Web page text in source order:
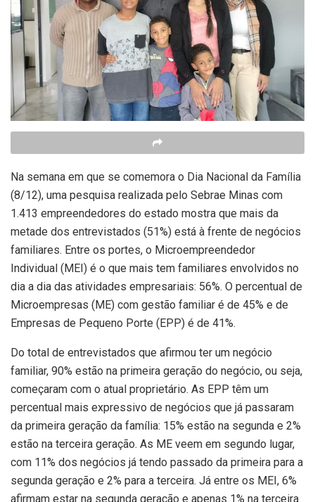
Na semana em que se comemora o Dia Nacional da Família
(8/12), uma pesquisa realizada pelo Sebrae Minas com
1.413 empreendedores do estado mostra que mais da
metade dos entrevistados (51%) está à frente de negócios
familiares. Entre os portes, o Microempreendedor
Individual (MEI) é o que mais tem familiares envolvidos no
dia a dia das atividades empresariais: 56%. O percentual de
Microempresas (ME) com gestão familiar é de 45% e de
Empresas de Pequeno Porte (EPP) é de 41%.
Do total de entrevistados que afirmou ter um negócio
familiar, 90% estão na primeira geração do negócio, ou seja,
começaram com o atual proprietário. As EPP têm um
percentual mais expressivo de negócios que já passaram
da primeira geração da família: 15% estão na segunda e 2%
estão na terceira geração. As ME veem em segundo lugar,
com 11% dos negócios já tendo passado da primeira para a
segunda geração e 2% para a terceira. Já entre os MEI, 6%
afirmam estar na segunda geração e apenas 1% na terceira.